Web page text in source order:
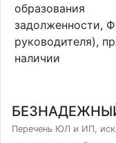
образования
задолженности,
руководителя),
наличии
Перечень ЮЛ и ИП,